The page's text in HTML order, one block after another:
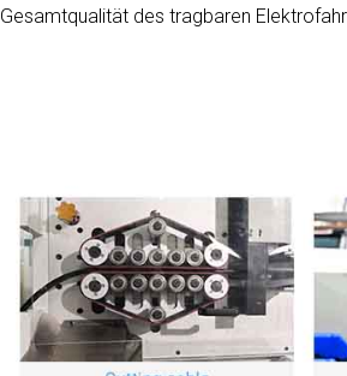
Gesamtqualität des tragbaren